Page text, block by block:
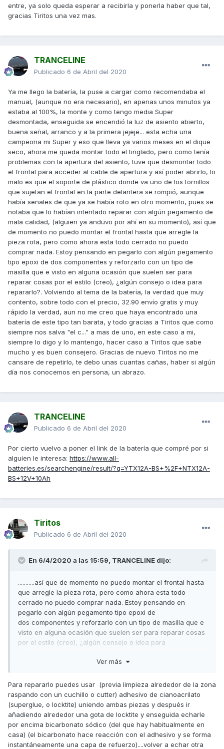
entre, ya solo queda esperar a recibirla y ponerla haber que tal,
gracias Tiritos una vez mas.
TRANCELINE
Publicado 6 de Abril del 2020
Ya me llego la batería, la puse a cargar como recomendaba el
manual, (aunque no era necesario), en apenas unos minutos ya
estaba al 100%, la monte y como tengo media Super
desmontada, enseguida se encendió la luz de asiento abierto,
buena señal, arranco y a la primera jejeje... esta echa una
campeona mi Super y eso que lleva ya varios meses en el dique
seco, ahora me queda montar todo el tinglado, pero como tenía
problemas con la apertura del asiento, tuve que desmontar todo
el frontal para acceder al cable de apertura y así poder abrirlo, lo
malo es que el soporte de plástico donde va uno de los tornillos
que sujetan el frontal en la parte delantera se rompió, aunque
había señales de que ya se había roto en otro momento, pues se
notaba que lo habían intentado reparar con algún pegamento de
mala calidad, (alguien ya anduvo por ahí en su momento), así que
de momento no puedo montar el frontal hasta que arregle la
pieza rota, pero como ahora esta todo cerrado no puedo
comprar nada. Estoy pensando en pegarlo con algún pegamento
tipo epoxi de dos componentes y reforzarlo con un tipo de
masilla que e visto en alguna ocasión que suelen ser para
reparar cosas por el estilo (creo), ¿algún consejo o idea para
repararlo?. Volviendo al tema de la batería, la verdad que muy
contento, sobre todo con el precio, 32.90 envío gratis y muy
rápido la verdad, aun no me creo que haya encontrado una
batería de este tipo tan barata, y todo gracias a Tiritos que como
siempre nos salva "el c..." a mas de uno, en este caso a mi,
siempre lo digo y lo mantengo, hacer caso a Tiritos que sabe
mucho y es buen consejero. Gracias de nuevo Tiritos no me
cansare de repetirlo, te debo unas cuantas cañas, haber si algún
día nos conocemos en persona, un abrazo.
TRANCELINE
Publicado 6 de Abril del 2020
Por cierto vuelvo a poner el link de la batería que compré por si
alguien le interesa: https://www.all-
batteries.es/searchengine/result/?q=YTX12A-BS+%2F+NTX12A-
BS+12V+10Ah
Tiritos
Publicado 6 de Abril del 2020
En 6/4/2020 a las 15:59, TRANCELINE dijo:
...........así que de momento no puedo montar el frontal hasta
que arregle la pieza rota, pero como ahora esta todo
cerrado no puedo comprar nada. Estoy pensando en
pegarlo con algún pegamento tipo epoxi de
dos componentes y reforzarlo con un tipo de masilla que e
visto en alguna ocasión que suelen ser para reparar cosas
por el estilo (creo), ¿algún consejo o idea para
Ver más
Para repararlo puedes usar (previa limpieza alrededor de la zona
raspando con un cuchillo o cutter) adhesivo de cianoacrilato
(superglue, o locktite) uniendo ambas piezas y después ir
añadiendo alrededor una gota de locktite y enseguida echarle
por encima bicarbonato sódico (del que hay habitualmente en
casa) (el bicarbonato hace reacción con el adhesivo y se forma
instantáneamente una capa de refuerzo)....volver a echar otra